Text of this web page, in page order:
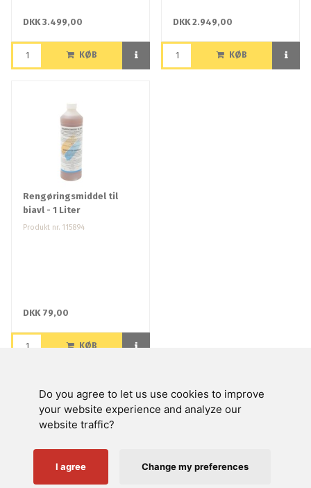
Do you agree to let us use cookies to improve
your website experience and analyze our
website traffic?
I agree Change my preferences
DKK 3.499,00
KØB
DKK 2.949,00
KØB
Rengøringsmiddel til
biavl - 1 Liter
Produkt nr. 115894
DKK 79,00
KØB
Swienty A/S
Kundeservice
Nyttige links